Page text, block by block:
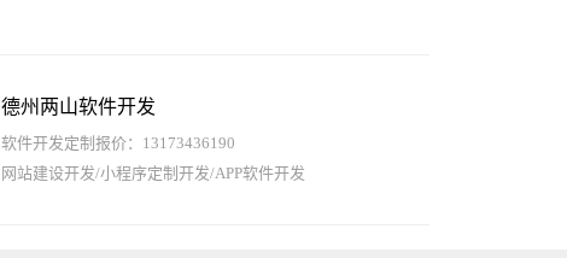
德州两山软件开发
软件开发定制报价：13173436190
网站建设开发/小程序定制开发/APP软件开发